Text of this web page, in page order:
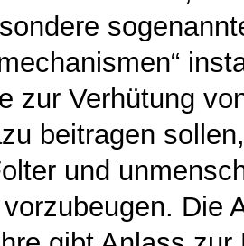
zur Verhütung
beitragen
und
Die